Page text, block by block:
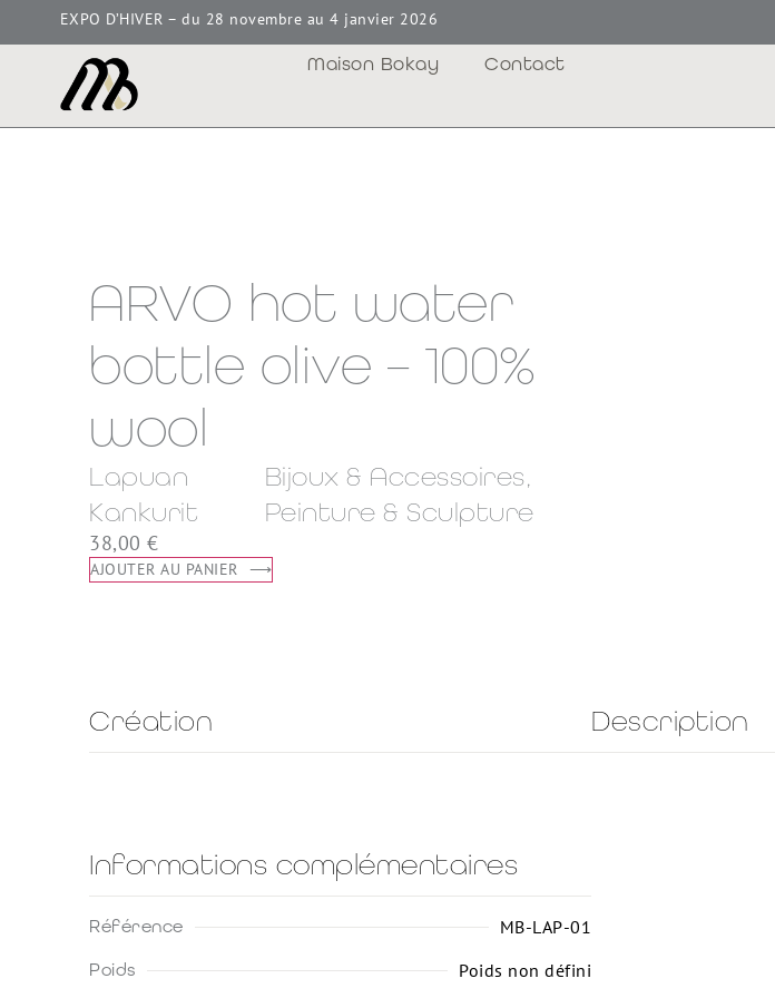
EXPO D’HIVER – du 28 novembre au 4 janvier 2026
Maison Bokay Contact
ARVO hot water
bottle olive – 100%
wool
Lapuan
Kankurit
Bijoux & Accessoires,
Peinture & Sculpture
38,00 €
AJOUTER AU PANIER
Création
Informations complémentaires
Référence MB-LAP-01
Poids Poids non défini
Description